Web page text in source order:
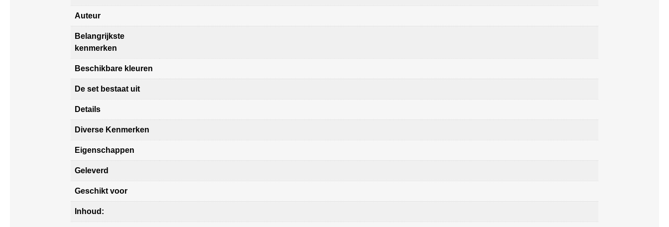
Auteur
Belangrijkste
kenmerken
Beschikbare kleuren
De set bestaat uit
Details
Diverse Kenmerken
Eigenschappen
Geleverd
Geschikt voor
Inhoud: